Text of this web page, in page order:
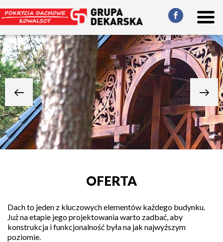
OFERTA
Dach to jeden z kluczowych elementów każdego budynku.
Już na etapie jego projektowania warto zadbać, aby
konstrukcja i funkcjonalność była na jak najwyższym
poziomie.